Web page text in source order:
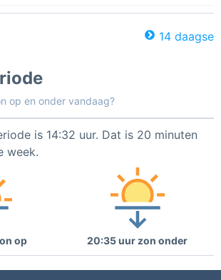
14 daagse
op en onder vandaag?
is 14:32 uur. Dat is 20 minuten
week.
op 20:35 uur zon onder